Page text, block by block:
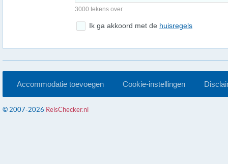
3000 tekens over
Ik ga akkoord met de huisregels
Accommodatie toevoegen Cookie-instellingen
© 2007-2026 ReisChecker.nl